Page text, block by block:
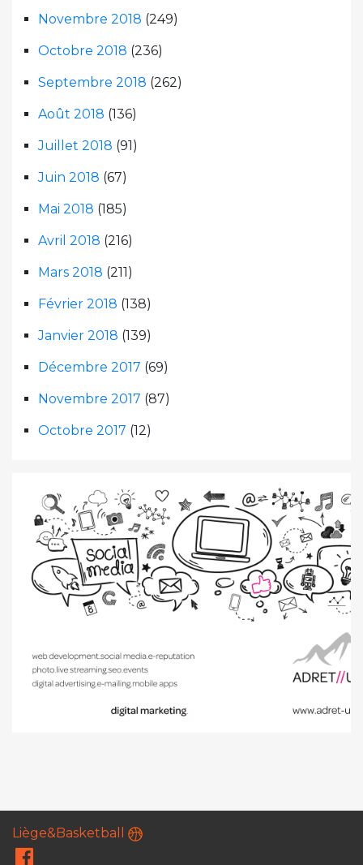
Novembre 2018 (249)
Octobre 2018 (236)
Septembre 2018 (262)
Août 2018 (136)
Juillet 2018 (91)
Juin 2018 (67)
Mai 2018 (185)
Avril 2018 (216)
Mars 2018 (211)
Février 2018 (138)
Janvier 2018 (139)
Décembre 2017 (69)
Novembre 2017 (87)
Octobre 2017 (12)
Liège&Basketball